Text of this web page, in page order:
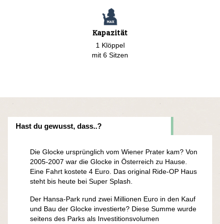
Kapazität
1 Klöppel
mit 6 Sitzen
Hast du gewusst, dass..?
Die Glocke ursprünglich vom Wiener Prater kam? Von
2005-2007 war die Glocke in Österreich zu Hause.
Eine Fahrt kostete 4 Euro. Das original Ride-OP Haus
steht bis heute bei Super Splash.
Der Hansa‑Park rund zwei Millionen Euro in den Kauf
und Bau der Glocke investierte? Diese Summe wurde
seitens des Parks als Investitionsvolumen